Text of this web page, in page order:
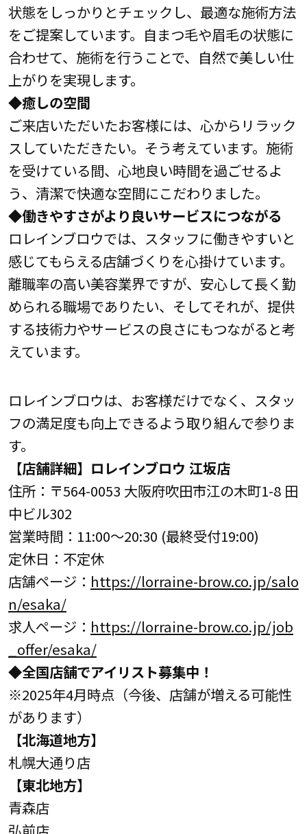
状態をしっかりとチェックし、最適な施術方法
をご提案しています。自まつ毛や眉毛の状態に
合わせて、施術を行うことで、自然で美しい仕
上がりを実現します。
◆癒しの空間
ご来店いただいたお客様には、心からリラック
スしていただきたい。そう考えています。施術
を受けている間、心地良い時間を過ごせるよ
う、清潔で快適な空間にこだわりました。
◆働きやすさがより良いサービスにつながる
ロレインブロウでは、スタッフに働きやすいと
感じてもらえる店舗づくりを心掛けています。
離職率の高い美容業界ですが、安心して長く勤
められる職場でありたい、そしてそれが、提供
する技術力やサービスの良さにもつながると考
えています。
ロレインブロウは、お客様だけでなく、スタッ
フの満足度も向上できるよう取り組んで参りま
す。
【店舗詳細】ロレインブロウ 江坂店
住所：〒564-0053 大阪府吹田市江の木町1-8 田
中ビル302
営業時間：11:00～20:30 (最終受付19:00)
定休日：不定休
店舗ページ： https://lorraine-brow.co.jp/salo
n/esaka/
求人ページ： https://lorraine-brow.co.jp/job
_offer/esaka/
◆全国店舗でアイリスト募集中！
※2025年4月時点（今後、店舗が増える可能性
があります）
【北海道地方】
札幌大通り店
【東北地方】
青森店
弘前店